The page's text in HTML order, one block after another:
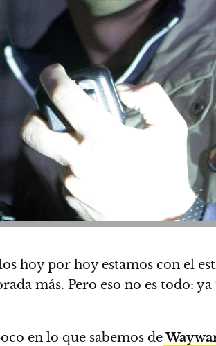
hoy por hoy estamos con el
más. Pero eso no es todo:
en lo que sabemos de